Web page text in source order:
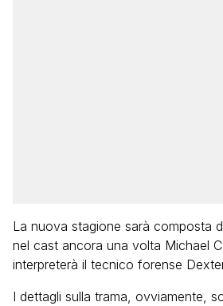
La nuova stagione sarà composta
nel cast ancora una volta Michael
interpreterà il tecnico forense
I dettagli sulla trama, ovviamente,